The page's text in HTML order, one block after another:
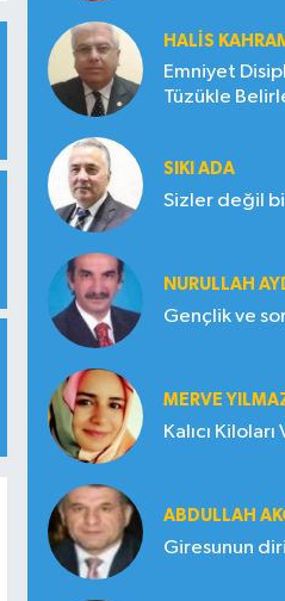
HALIS
Emniyet
Tüzükle
SIKI ADA
Sizler değil
NURULLAH
MERVE
Kalıcı
ABDULLAH
Giresunun